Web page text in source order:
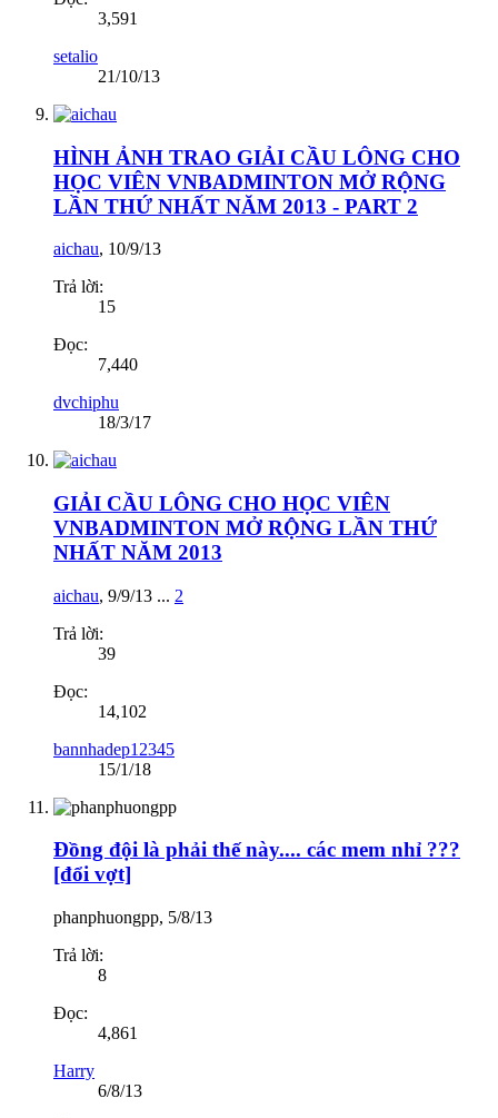
3,591
setalio
21/10/13
HÌNH ẢNH TRAO GIẢI CẦU LÔNG CHO
HỌC VIÊN VNBADMINTON MỞ RỘNG
LẦN THỨ NHẤT NĂM 2013 - PART 2
aichau, 10/9/13
Trả lời:
15
Đọc:
7,440
dvchiphu
18/3/17
GIẢI CẦU LÔNG CHO HỌC VIÊN
VNBADMINTON MỞ RỘNG LẦN THỨ
NHẤT NĂM 2013
aichau, 9/9/13 ... 2
Trả lời:
39
Đọc:
14,102
bannhadep12345
15/1/18
Đồng đội là phải thế này.... các mem nhỉ ???
[đổi vợt]
phanphuongpp, 5/8/13
Trả lời:
8
Đọc:
4,861
Harry
6/8/13